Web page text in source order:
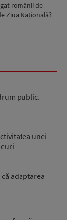
românii de
Ziua Națională?
public.
unei
adaptarea